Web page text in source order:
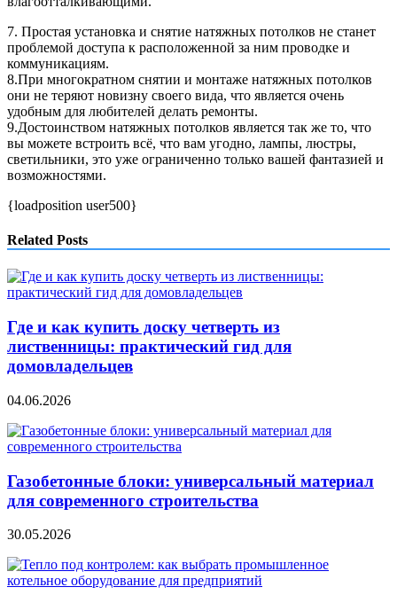
7. Простая установка и снятие натяжных потолков не станет
проблемой доступа к расположенной за ним проводке и
коммуникациям.
8.При многократном снятии и монтаже натяжных потолков
они не теряют новизну своего вида, что является очень
удобным для любителей делать ремонты.
9.Достоинством натяжных потолков является так же то, что
вы можете встроить всё, что вам угодно, лампы, люстры,
светильники, это уже ограниченно только вашей фантазией и
возможностями.
{loadposition user500}
Related Posts
Где и как купить доску четверть из
лиственницы: практический гид для
домовладельцев
04.06.2026
Газобетонные блоки: универсальный материал
для современного строительства
30.05.2026